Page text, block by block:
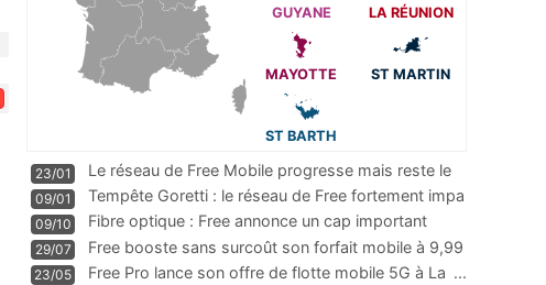
GUYANE LA RÉUNION
MAYOTTE ST MARTIN
ST BARTH
23/01
Le réseau de Free Mobile progresse mais reste le
m
...
09/01
Tempête Goretti : le réseau de Free fortement impa
09/10
Fibre optique : Free annonce un cap important
pass
...
29/07
Free booste sans surcoût son forfait mobile à 9,99
23/05 Free Pro lance son offre de flotte mobile 5G à La ...